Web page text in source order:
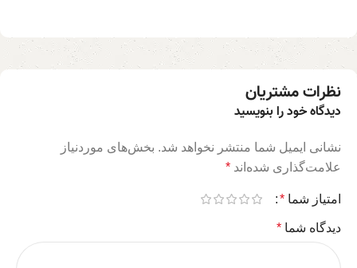
نظرات مشتریان
دیدگاه خود را بنویسید
نشانی ایمیل شما منتشر نخواهد شد. بخش‌های موردنیاز
علامت‌گذاری شده‌اند *
امتیاز شما *
دیدگاه شما *